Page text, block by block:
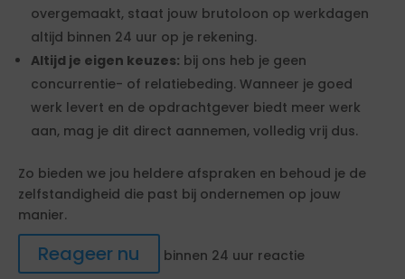
overgemaakt, staat jouw brutoloon op werkdagen
altijd binnen 24 uur op je rekening.
Altijd je eigen keuzes: bij ons heb je geen
concurrentie- of relatiebeding. Wanneer je goed
werk levert en de opdrachtgever biedt meer werk
aan, mag je dit direct aannemen, volledig vrij dus.
Zo bieden we jou heldere afspraken en behoud je de
zelfstandigheid die past bij ondernemen op jouw
manier.
Reageer nu
binnen 24 uur reactie